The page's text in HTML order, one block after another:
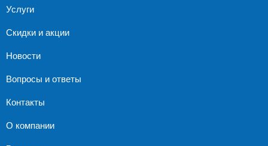
Услуги
Скидки и акции
Новости
Вопросы и ответы
Контакты
О компании